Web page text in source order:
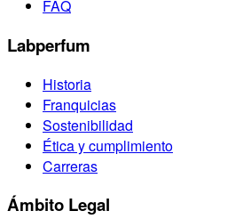
FAQ
Labperfum
Historia
Franquicias
Sostenibilidad
Ética y cumplimiento
Carreras
Ámbito Legal